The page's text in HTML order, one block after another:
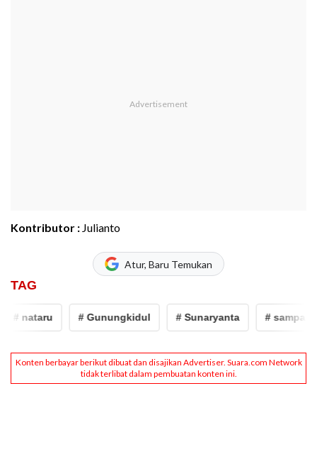
Kontributor : Julianto
Atur, Baru Temukan
TAG
# nataru # Gunungkidul # Sunaryanta # sampah